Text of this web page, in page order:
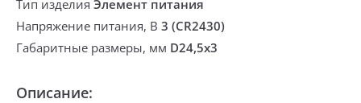
Тип изделия Элемент питания
Напряжение питания, В 3 (CR2430)
Габаритные размеры, мм D24,5x3
Описание: